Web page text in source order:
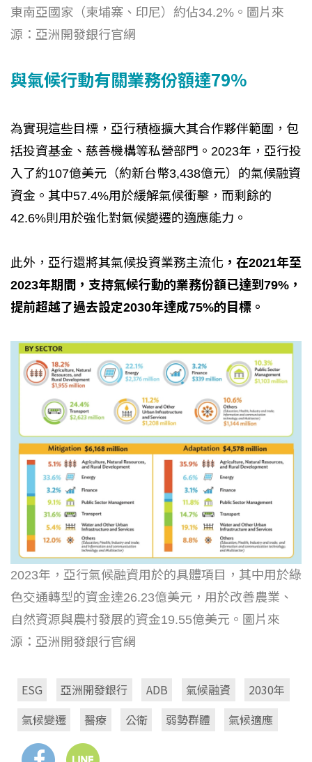
東南亞國家（柬埔寨、印尼）約佔34.2%。圖片來
源：亞洲開發銀行官網
與氣候行動有關業務份額達79%
為實現這些目標，亞行積極擴大其合作夥伴範圍，包
括投資基金、慈善機構等私營部門。2023年，亞行投
入了約107億美元（約新台幣3,438億元）的氣候融資
資金。其中57.4%用於緩解氣候衝擊，而剩餘的
42.6%則用於強化對氣候變遷的適應能力。
此外，亞行還將其氣候投資業務主流化 ，在2021年至
2023年期間，支持氣候行動的業務份額已達到79%，
提前超越了過去設定2030年達成75%的目標。
2023年，亞行氣候融資用於的具體項目，其中用於綠
色交通轉型的資金達26.23億美元，用於改善農業、
自然資源與農村發展的資金19.55億美元。圖片來
源：亞洲開發銀行官網
ESG 亞洲開發銀行 ADB 氣候融資
2030年
氣候變遷
醫療 公衛 弱勢群體 氣候適應